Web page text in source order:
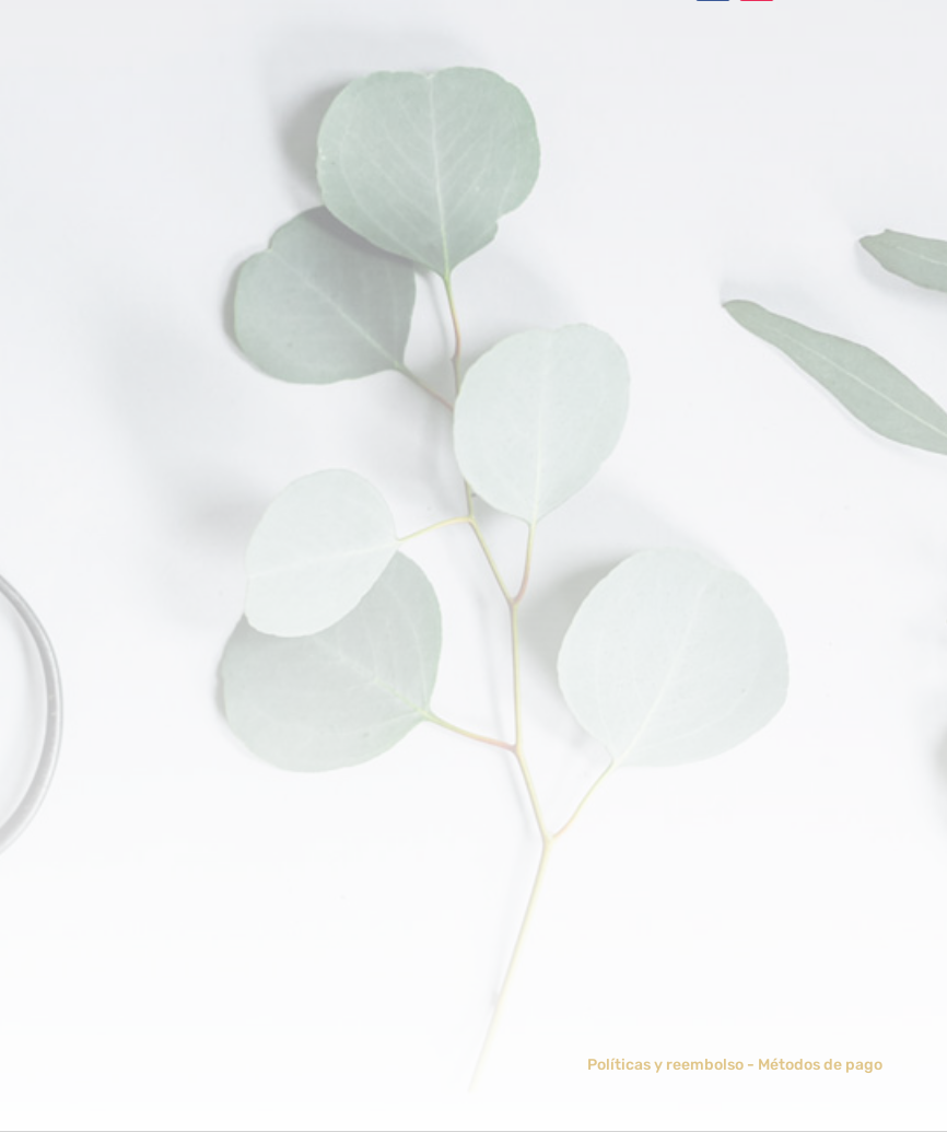
Ayacucho 1785 – Recoleta
Montevideo 1683 - Retiro
+54 911 31595917
info@armandofloreria.com.ar
Políticas y reembolso - Métodos de pago